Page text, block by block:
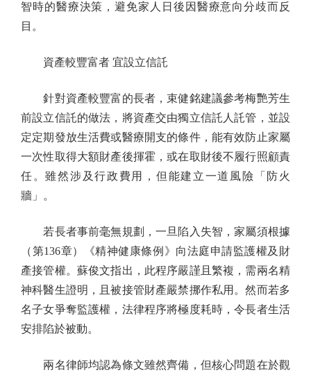
智時的醫療決策，避免家人日後因醫療意向分歧而反
目。
資產較豐富者 宜設立信託
針對資產較豐富的長者，束健銘建議參考梅艷芳生
前設立信託的做法，將資產交由獨立信託人託管，並設
定定期發放生活費或醫療開支的條件，能有效防止家屬
一次性取得大額財產後揮霍，或在取財後不履行照顧責
任。雖然涉及行政費用，但能建立一道風險「防火
牆」。
若長者事前毫無規劃，一旦陷入失智，家屬須根據
（第136章）《精神健康條例》向法庭申請監護權及財
產接管權。蘇俊文指出，此程序嚴謹且繁複，需兩名精
神科醫生證明，且被接管財產嚴禁挪作私用。然而若多
名子女爭奪監護權，法律程序將極度耗時，令長者生活
安排陷於被動。
兩名律師均認為條文雖然齊備，但核心問題在於觀